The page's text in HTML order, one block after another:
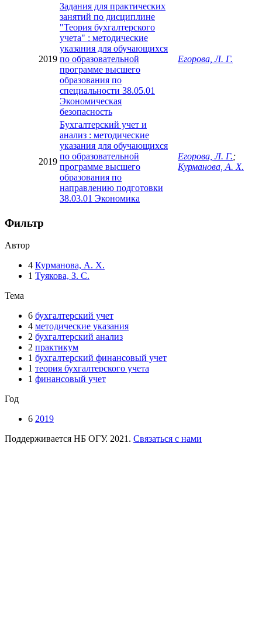
2019
Задания для практических
занятий по дисциплине
"Теория бухгалтерского
учета" : методические
указания для обучающихся
по образовательной
программе высшего
образования по
специальности 38.05.01
Экономическая
безопасность
Егорова, Л. Г.
2019
Бухгалтерский учет и
анализ : методические
указания для обучающихся
по образовательной
программе высшего
образования по
направлению подготовки
38.03.01 Экономика
Егорова, Л. Г.;
Курманова, А. Х.
Фильтр
Автор
4 Курманова, А. Х.
1 Туякова, З. С.
Тема
6 бухгалтерский учет
4 методические указания
2 бухгалтерский анализ
2 практикум
1 бухгалтерский финансовый учет
1 теория бухгалтерского учета
1 финансовый учет
Год
6 2019
Поддерживается НБ ОГУ. 2021. Связаться с нами